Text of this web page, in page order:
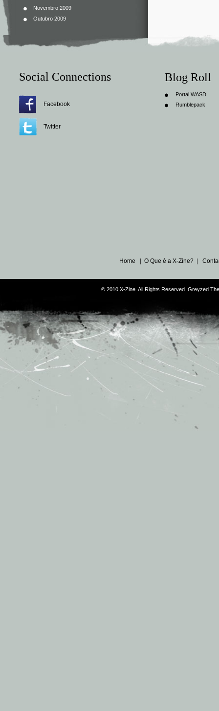
Novembro 2009
Outubro 2009
Social Connections
Facebook
Twitter
Blog Roll
Portal WASD
Rumblepack
Home O Que é a X-Zine?
© 2010 X-Zine. All Rights Reserved. Greyzed